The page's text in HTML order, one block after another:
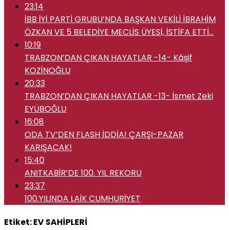
23:14
İBB İYİ PARTİ GRUBU’NDA BAŞKAN VEKİLİ İBRAHİM
ÖZKAN VE 5 BELEDİYE MECLİS ÜYESİ, İSTİFA ETTİ…
10:19
TRABZON’DAN ÇIKAN HAYATLAR -14- Kâşif
KOZİNOĞLU
20:33
TRABZON’DAN ÇIKAN HAYATLAR -13- İsmet Zeki
EYÜBOĞLU
16:08
ODA TV’DEN FLASH İDDİA! ÇARŞI-PAZAR
KARIŞACAK!
15:40
ANITKABİR’DE 100. YIL REKORU
23:37
100.YILINDA LAİK CUMHURİYET
Etiket:EV SAHİPLERİ